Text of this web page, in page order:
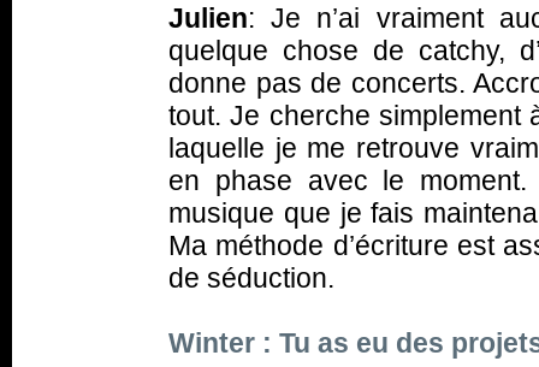
Julien: Je n’ai vraiment
quelque chose de catchy,
donne pas de concerts.
tout. Je cherche simplement
laquelle je me retrouve
en phase avec le
musique que je fais
Ma méthode d’écriture est
de séduction.
Winter : Tu as eu des